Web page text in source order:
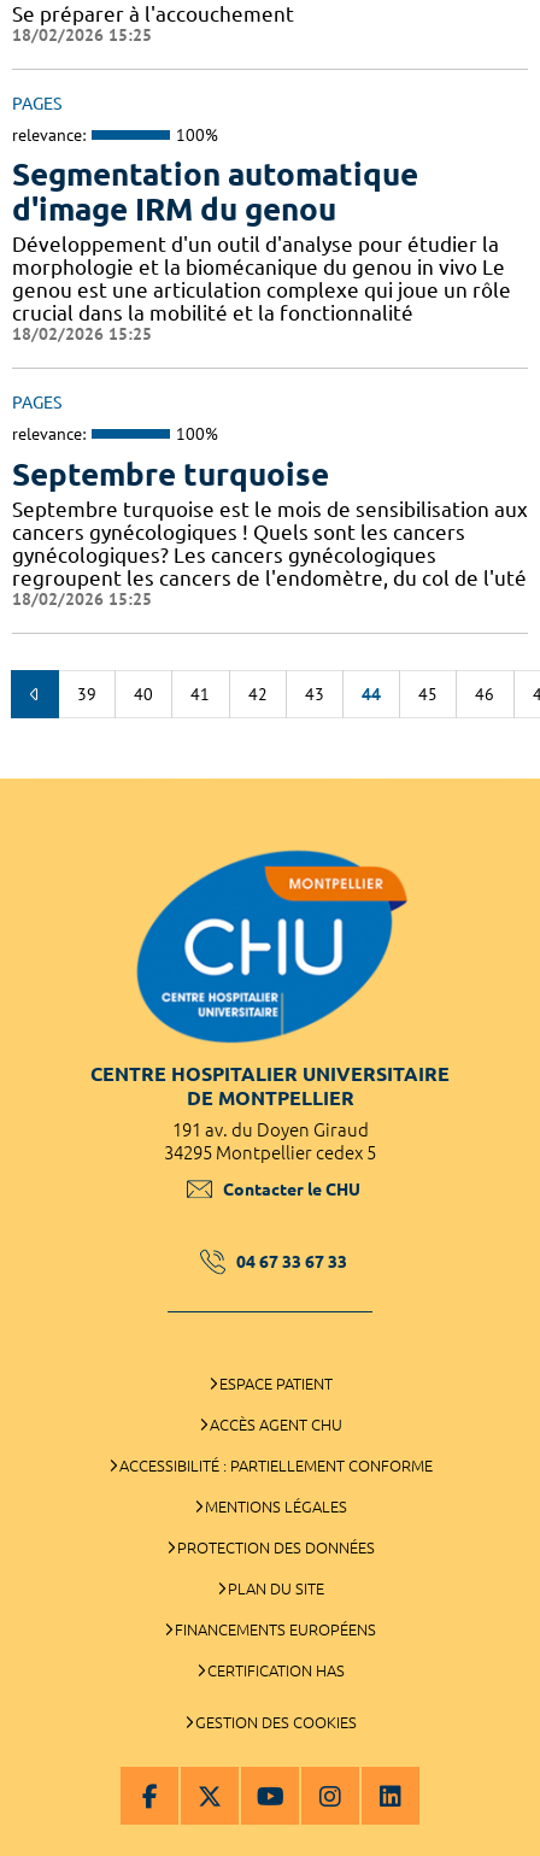
Se préparer à l'accouchement
18/02/2026 15:25
PAGES
relevance: 100%
Segmentation automatique
d'image IRM du genou
Développement d'un outil d'analyse pour étudier la
morphologie et la biomécanique du genou in vivo Le
genou est une articulation complexe qui joue un rôle
crucial dans la mobilité et la fonctionnalité
18/02/2026 15:25
PAGES
relevance: 100%
Septembre turquoise
Septembre turquoise est le mois de sensibilisation aux
cancers gynécologiques ! Quels sont les cancers
gynécologiques? Les cancers gynécologiques
regroupent les cancers de l'endomètre, du col de l'uté
18/02/2026 15:25
39 40 41 42 43 44 45 46
CENTRE HOSPITALIER UNIVERSITAIRE
DE MONTPELLIER
191 av. du Doyen Giraud
34295 Montpellier cedex 5
Contacter le CHU
04 67 33 67 33
ESPACE PATIENT
ACCÈS AGENT CHU
ACCESSIBILITÉ : PARTIELLEMENT CONFORME
MENTIONS LÉGALES
PROTECTION DES DONNÉES
PLAN DU SITE
FINANCEMENTS EUROPÉENS
CERTIFICATION HAS
GESTION DES COOKIES